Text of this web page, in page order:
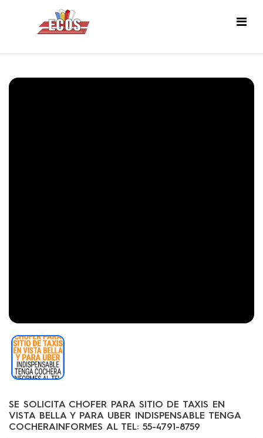
SE SOLICITA CHOFER PARA SITIO DE TAXIS EN
VISTA BELLA Y PARA UBER INDISPENSABLE TENGA
COCHERAINFORMES AL TEL: 55-4791-8759